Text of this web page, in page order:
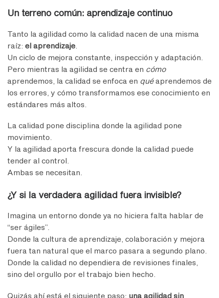
Un terreno común: aprendizaje continuo
Tanto la agilidad como la calidad nacen de una misma
raíz: el aprendizaje
Un ciclo de mejora constante, inspección y adaptación.
Pero mientras la agilidad se centra en cómo
aprendemos, la calidad se enfoca en quéaprendemos de
los errores, y cómo transformamos ese conocimiento en
estándares más altos.
La calidad pone disciplina donde la agilidad pone
movimiento.
Y la agilidad aporta frescura donde la calidad puede
tender al control.
Ambas se necesitan.
¿Y si la verdadera agilidad fuera invisible?
Imagina un entorno donde ya no hiciera falta hablar de
“ser ágiles”.
Donde la cultura de aprendizaje, colaboración y mejora
fuera tan natural que el marco pasara a segundo plano.
Donde la calidad no dependiera de revisiones finales,
sino del orgullo por el trabajo bien hecho.
Quizás ahí está el siguiente paso: una agilidad sin